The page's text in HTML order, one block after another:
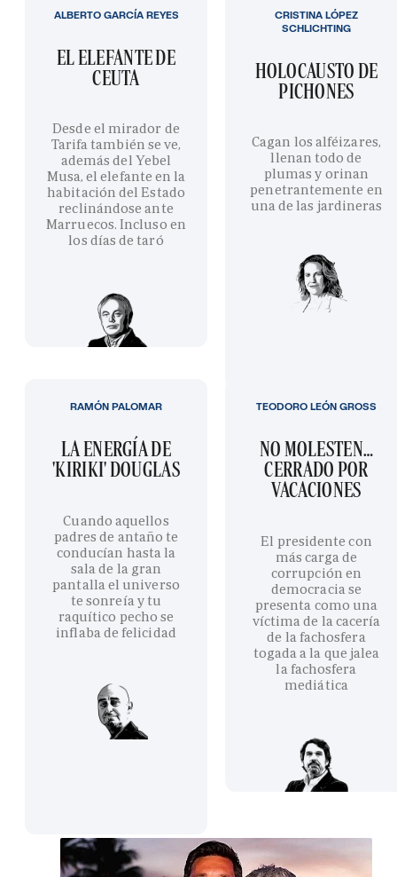
EL ELEFANTE DE
CEUTA
Desde el mirador de
Tarifa también se ve,
además del Yebel
Musa, el elefante en la
habitación del Estado
reclinándose ante
Marruecos. Incluso en
los días de taró
ALBERTO GARCÍA REYES
HOLOCAUSTO DE
PICHONES
Cagan los alféizares,
llenan todo de
plumas y orinan
penetrantemente en
una de las jardineras
CRISTINA LÓPEZ
SCHLICHTING
LA ENERGÍA DE
'KIRIKI' DOUGLAS
Cuando aquellos
padres de antaño te
conducían hasta la
sala de la gran
pantalla el universo
te sonreía y tu
raquítico pecho se
inflaba de felicidad
RAMÓN PALOMAR
NO MOLESTEN…
CERRADO POR
VACACIONES
El presidente con
más carga de
corrupción en
democracia se
presenta como una
víctima de la cacería
de la fachosfera
togada a la que jalea
la fachosfera
mediática
TEODORO LEÓN GROSS